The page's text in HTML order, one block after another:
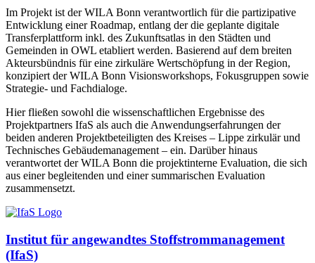
Im Projekt ist der WILA Bonn verantwortlich für die partizipative
Entwicklung einer Roadmap, entlang der die geplante digitale
Transferplattform inkl. des Zukunftsatlas in den Städten und
Gemeinden in OWL etabliert werden. Basierend auf dem breiten
Akteursbündnis für eine zirkuläre Wertschöpfung in der Region,
konzipiert der WILA Bonn Visionsworkshops, Fokusgruppen sowie
Strategie- und Fachdialoge.
Hier fließen sowohl die wissenschaftlichen Ergebnisse des
Projektpartners IfaS als auch die Anwendungs­erfahrungen der
beiden anderen Projektbeteiligten des Kreises – Lippe zirkulär und
Technisches Gebäudemanagement – ein. Darüber hinaus
verantwortet der WILA Bonn die projektinterne Evaluation, die sich
aus einer begleitenden und einer summarischen Evaluation
zusammensetzt.
Institut für angewandtes Stoffstrommanagement
(IfaS)